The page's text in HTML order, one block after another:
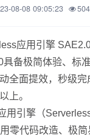
08-08 09:05:23 504
应用引擎
备极简体验、标
全面提效，秒级完
上。
用引擎（
零代码改造、极